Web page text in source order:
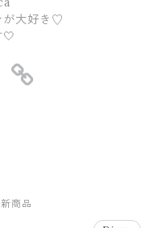
が大好き♡
https://
商品